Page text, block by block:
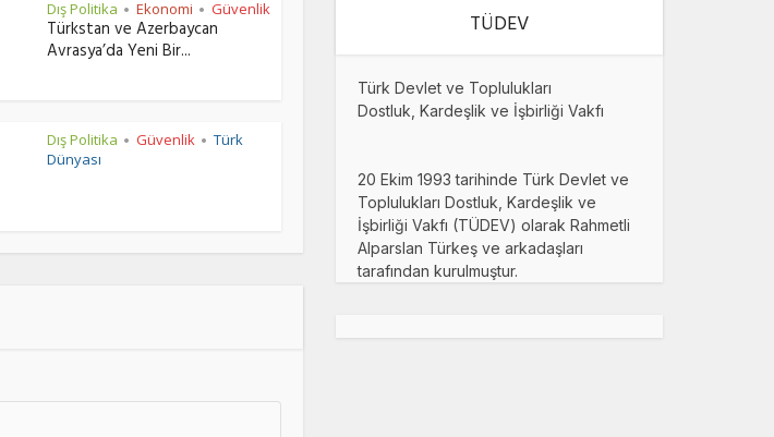
Dış Politika • Ekonomi • Güvenlik
Türkstan ve Azerbaycan
Avrasya’da Yeni Bir...
Dış Politika • Güvenlik • Türk
Dünyası
TÜDEV
Türk Devlet ve Toplulukları
Dostluk, Kardeşlik ve İşbirliği Vakfı
20 Ekim 1993 tarihinde Türk Devlet ve
Toplulukları Dostluk, Kardeşlik ve
İşbirliği Vakfı (TÜDEV) olarak Rahmetli
Alparslan Türkeş ve arkadaşları
tarafından kurulmuştur.